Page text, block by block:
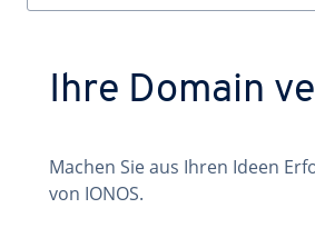
Ihre Domain
Machen Sie aus Ihren Ideen
von IONOS.